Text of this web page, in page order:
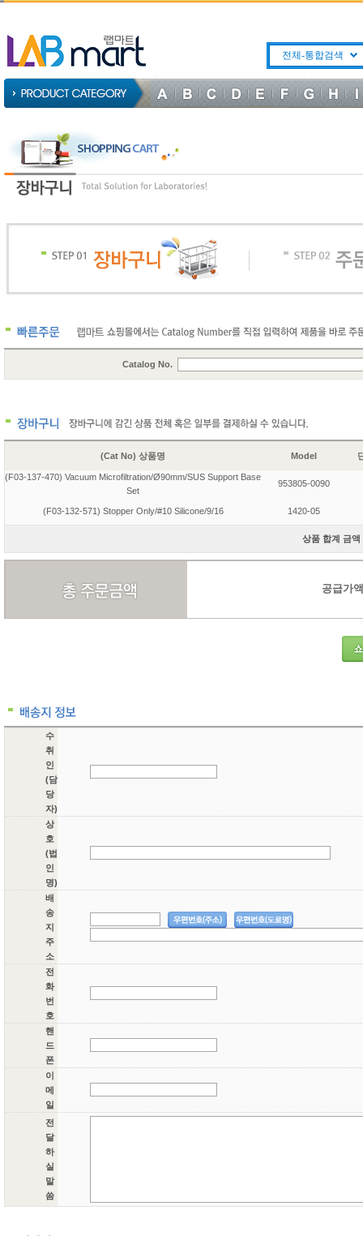
전체-통합검색
Catalog No.
(Cat No) 상품명 Model
(F03-137-470) Vacuum Microfiltration/Ø90mm/SUS Support Base
Set
953805-0090
(F03-132-571) Stopper Only/#10 Silicone/9/16 1420-05
상품 합계 금액
공급가
수
취
인
(담
당
자)
상
호
(법
인
명)
배
송
지
주
소
전
화
번
호
핸
드
폰
이
메
일
전
달
하
실
말
씀